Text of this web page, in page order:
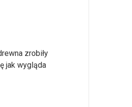
zrobiły
jak wygląda